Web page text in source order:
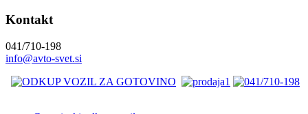
Kontakt
041/710-198
info@avto-svet.si